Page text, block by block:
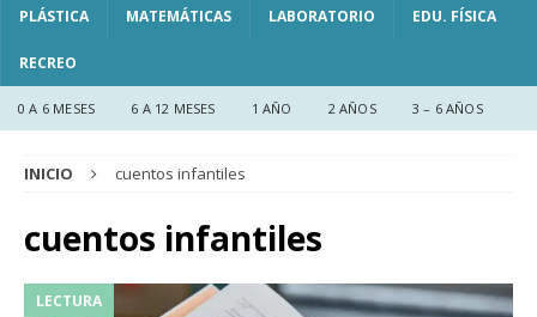
PLÁSTICA MATEMÁTICAS LABORATORIO EDU. FÍSICA
RECREO
0 A 6 MESES 6 A 12 MESES 1 AÑO 2 AÑOS 3 – 6 AÑOS
INICIO cuentos infantiles
cuentos infantiles
LECTURA